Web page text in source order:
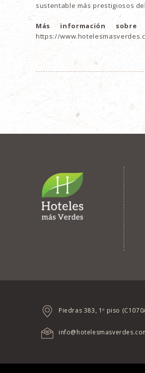
sustentable más prestigiosos
Más información
https://
Piedras 383, 1º piso